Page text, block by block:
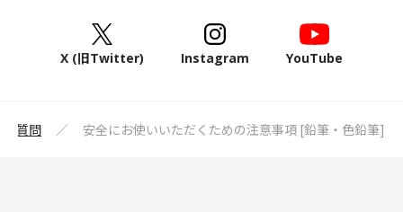
X (旧Twitter) Instagram YouTube
質問 安全にお使いいただくための注意事項 [鉛筆・色鉛筆]